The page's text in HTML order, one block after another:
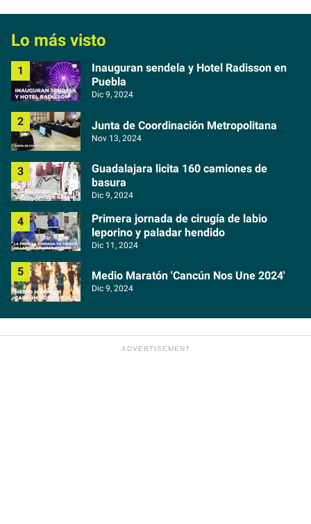
Lo más visto
Inauguran sendela y Hotel Radisson en
Puebla
Dic 9, 2024
Junta de Coordinación Metropolitana
Nov 13, 2024
Guadalajara licita 160 camiones de
basura
Dic 9, 2024
Primera jornada de cirugía de labio
leporino y paladar hendido
Dic 11, 2024
Medio Maratón 'Cancún Nos Une 2024'
Dic 9, 2024